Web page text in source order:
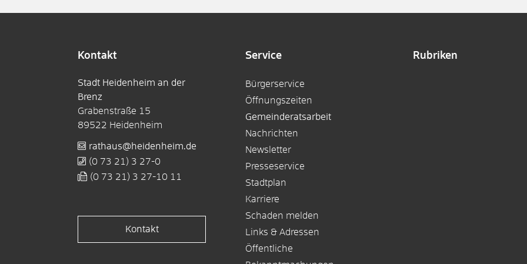
Kontakt
Stadt Heidenheim an der
Brenz
Grabenstraße 15
89522 Heidenheim
rathaus@heidenheim.de
(0 73 21) 3 27-0
(0 73 21) 3 27-10 11
Kontakt
Service
Bürgerservice
Öffnungszeiten
Gemeinderatsarbeit
Nachrichten
Newsletter
Presseservice
Stadtplan
Karriere
Schaden melden
Links & Adressen
Öffentliche
Rubriken